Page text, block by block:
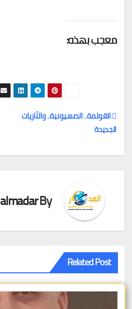
معجب بهذه:
تصفّح
المقالات
العَولمة.. الصهيونية.. والنّازيات
الجديدة
By
almadar
Related Post